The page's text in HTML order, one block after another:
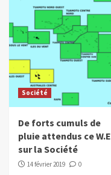
Société
De forts cumuls de
pluie attendus ce W.E
sur la Société
14 février 2019 0